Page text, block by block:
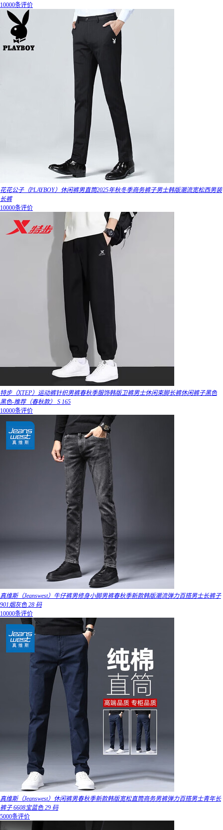
10000条评价
花花公子（PLAYBOY）休闲裤男直筒2025年秋冬季商务裤子男士韩版潮流宽松西男装
长裤
10000条评价
特步（XTEP）运动裤针织男裤春秋季服饰韩版卫裤男士休闲束脚长裤休闲裤子黑色
黑色-推荐（春秋款） S 165
10000条评价
真维斯（Jeanswest）牛仔裤男修身小脚男裤春秋季新款韩版潮流弹力百搭男士长裤子
901烟灰色 28 码
10000条评价
真维斯（Jeanswest）休闲裤男春秋季新款韩版宽松直筒商务男裤弹力百搭男士青年长
裤子 6608宝蓝色 29 码
5000条评价